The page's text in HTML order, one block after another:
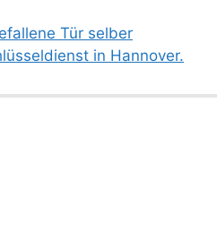
Tür selber
in Hannover.